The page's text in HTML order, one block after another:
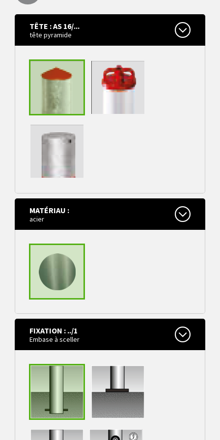
TÊTE : AS 16/...
tête pyramide
tête plate
MATÉRIAU :
acier
acier
FIXATION : ../1
Embase à sceller